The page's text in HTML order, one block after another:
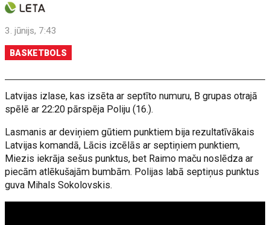
3. jūnijs, 7:43
BASKETBOLS
Latvijas izlase, kas izsēta ar septīto numuru, B grupas otrajā
spēlē ar 22:20 pārspēja Poliju (16.).
Lasmanis ar deviņiem gūtiem punktiem bija rezultatīvākais
Latvijas komandā, Lācis izcēlās ar septiņiem punktiem,
Miezis iekrāja sešus punktus, bet Raimo maču noslēdza ar
piecām atlēkušajām bumbām. Polijas labā septiņus punktus
guva Mihals Sokolovskis.